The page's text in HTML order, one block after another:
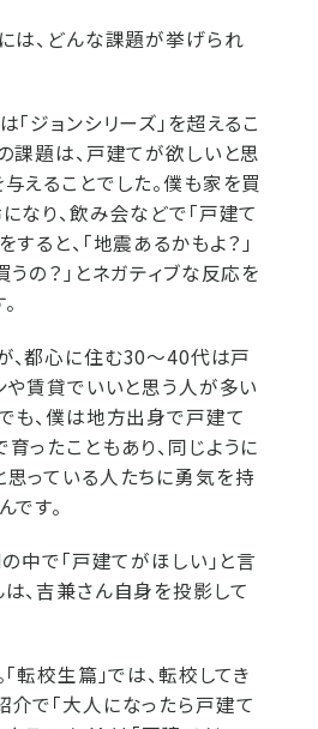
は、どんな課題が挙げられ
「ジョンシリーズ」を超えるこ
課題は、戸建てが欲しいと思
えることでした。僕も家を買
なり、飲み会などで「戸建て
すると、「地震あるかもよ？」
うの？」とネガティブな反応を
、都心に住む30～40代は戸
や賃貸でいいと思う人が多い
も、僕は地方出身で戸建て
ったこともあり、同じように
っている人たちに勇気を持
です。
中で「戸建てがほしい」と言
、吉兼さん自身を投影して
「転校生篇」では、転校してき
で「大人になったら戸建て